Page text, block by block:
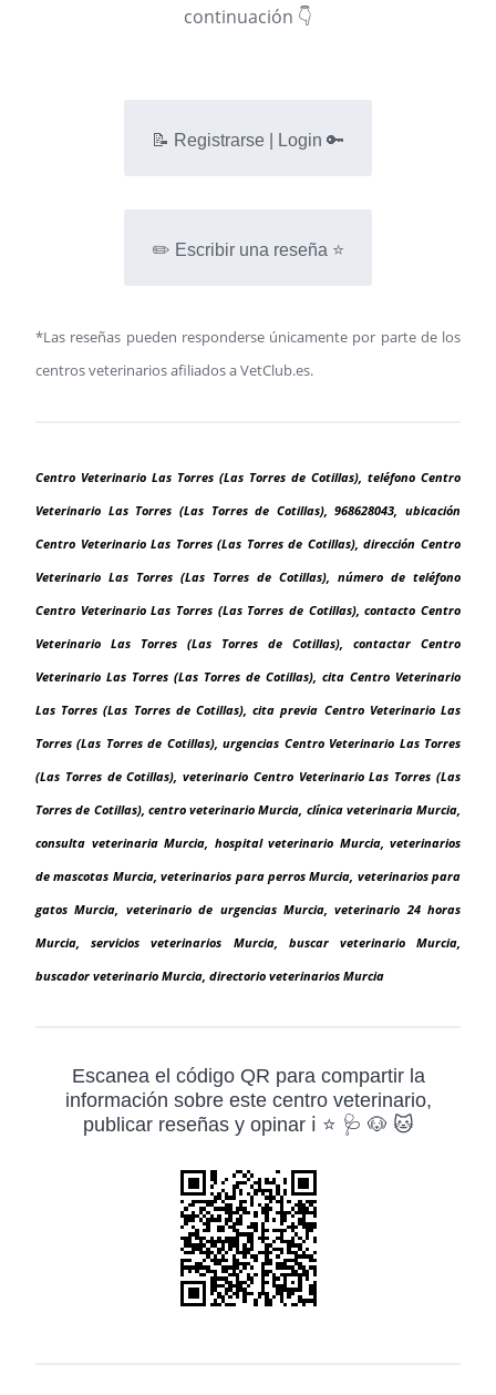
continuación 👇
📝 Registrarse | Login 🔑
✏️ Escribir una reseña ⭐
*Las reseñas pueden responderse únicamente por parte de los
centros veterinarios afiliados a VetClub.es.
Centro Veterinario Las Torres (Las Torres de Cotillas), teléfono Centro
Veterinario Las Torres (Las Torres de Cotillas), 968628043, ubicación
Centro Veterinario Las Torres (Las Torres de Cotillas), dirección Centro
Veterinario Las Torres (Las Torres de Cotillas), número de teléfono
Centro Veterinario Las Torres (Las Torres de Cotillas), contacto Centro
Veterinario Las Torres (Las Torres de Cotillas), contactar Centro
Veterinario Las Torres (Las Torres de Cotillas), cita Centro Veterinario
Las Torres (Las Torres de Cotillas), cita previa Centro Veterinario Las
Torres (Las Torres de Cotillas), urgencias Centro Veterinario Las Torres
(Las Torres de Cotillas), veterinario Centro Veterinario Las Torres (Las
Torres de Cotillas), centro veterinario Murcia, clínica veterinaria Murcia,
consulta veterinaria Murcia, hospital veterinario Murcia, veterinarios
de mascotas Murcia, veterinarios para perros Murcia, veterinarios para
gatos Murcia, veterinario de urgencias Murcia, veterinario 24 horas
Murcia, servicios veterinarios Murcia, buscar veterinario Murcia,
buscador veterinario Murcia, directorio veterinarios Murcia
Escanea el código QR para compartir la
información sobre este centro veterinario,
publicar reseñas y opinar ℹ️ ⭐ 🩺 🐶 🐱